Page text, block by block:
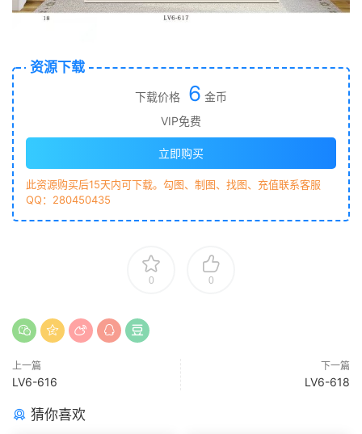
资源下载
下载价格 6 金币
VIP免费
立即购买
此资源购买后15天内可下载。勾图、制图、找图、充值联系客服
QQ：280450435
0 0
上一篇
LV6-616
下一篇
LV6-618
猜你喜欢